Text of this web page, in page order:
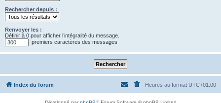
Rechercher depuis :
Renvoyer les :
Définir à 0 pour afficher l’intégralité du message.
premiers caractères des messages
Index du forum Heures au format UTC+01:00